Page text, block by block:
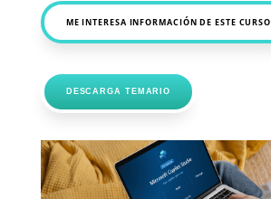
ME INTERESA INFORMACIÓN DE ESTE CURSO
DESCARGA TEMARIO